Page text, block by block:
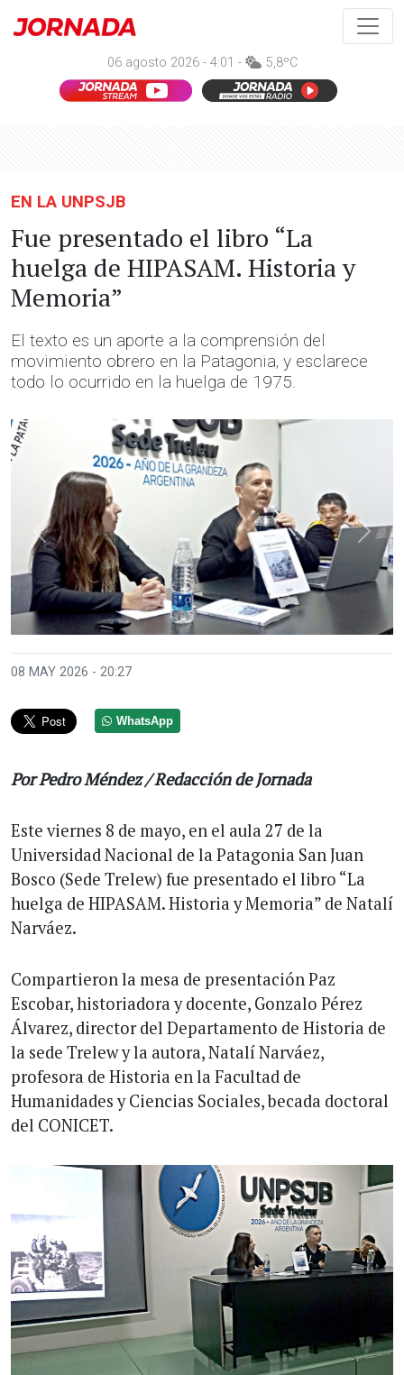
06 agosto 2026 - 4:01 - 5,8ºC
EN LA UNPSJB
Fue presentado el libro “La
huelga de HIPASAM. Historia y
Memoria”
El texto es un aporte a la comprensión del
movimiento obrero en la Patagonia, y esclarece
todo lo ocurrido en la huelga de 1975.
Anterior
08 MAY 2026 - 20:27
WhatsApp
Por Pedro Méndez / Redacción de Jornada
Este viernes 8 de mayo, en el aula 27 de la
Universidad Nacional de la Patagonia San Juan
Bosco (Sede Trelew) fue presentado el libro “La
huelga de HIPASAM. Historia y Memoria” de Natalí
Narváez.
Compartieron la mesa de presentación Paz
Escobar, historiadora y docente, Gonzalo Pérez
Álvarez, director del Departamento de Historia de
la sede Trelew y la autora, Natalí Narváez,
profesora de Historia en la Facultad de
Humanidades y Ciencias Sociales, becada doctoral
del CONICET.